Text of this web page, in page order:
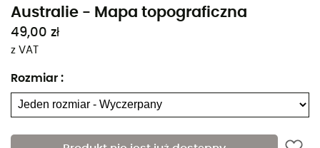
Australie - Mapa topograficzna
49,00 zł
z VAT
Rozmiar :